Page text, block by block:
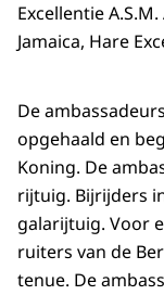
Excellentie
Jamaica, Hare
De
opgehaald en
Koning. De
rijtuig. Bijrijders
galarijtuig. Voor
ruiters van de
tenue. De